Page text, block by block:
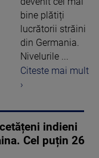
bine plătiți
lucrătorii străini
din Germania.
Nivelurile ...
Citeste mai mult
›
indieni
Cel puțin 26